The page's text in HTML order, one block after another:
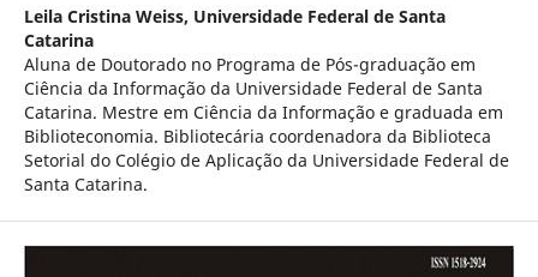
Leila Cristina Weiss, Universidade Federal de Santa
Catarina
Aluna de Doutorado no Programa de Pós-graduação em
Ciência da Informação da Universidade Federal de Santa
Catarina. Mestre em Ciência da Informação e graduada em
Biblioteconomia. Bibliotecária coordenadora da Biblioteca
Setorial do Colégio de Aplicação da Universidade Federal de
Santa Catarina.